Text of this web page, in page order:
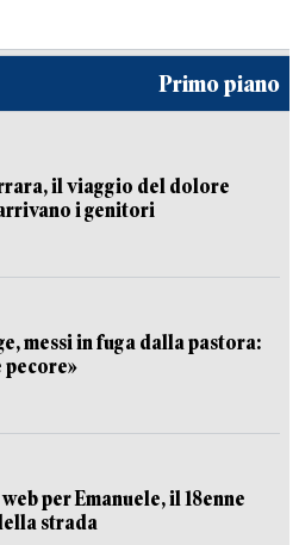
Primo piano
il viaggio del dolore
i genitori
messi in fuga dalla pastora:
pecore»
per Emanuele, il 18enne
strada